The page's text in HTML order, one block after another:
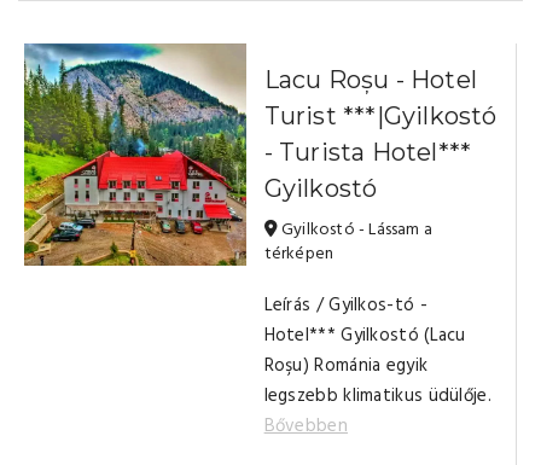
Lacu Roșu - Hotel
Turist ***|Gyilkostó
- Turista Hotel***
Gyilkostó
Gyilkostó - Lássam a
térképen
Leírás / Gyilkos-tó -
Hotel*** Gyilkostó (Lacu
Roşu) Románia egyik
legszebb klimatikus üdülője.
Bővebben